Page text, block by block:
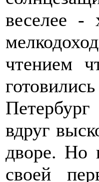
веселее
чтением
вдруг
дворе. Но
своей